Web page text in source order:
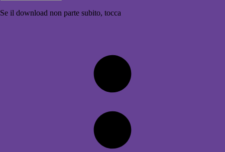
Se il download non parte subito, tocca